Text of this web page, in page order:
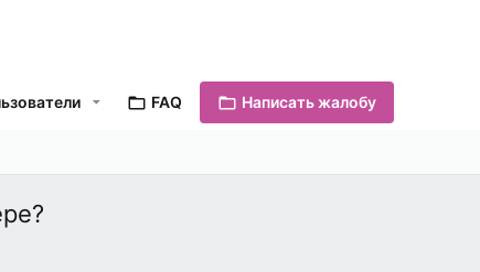
FAQ Написать жалобу